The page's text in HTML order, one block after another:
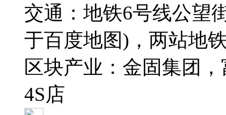
交通：地铁6号线公望
于百度地图)，两站地
区块产业：金固集团
4S店